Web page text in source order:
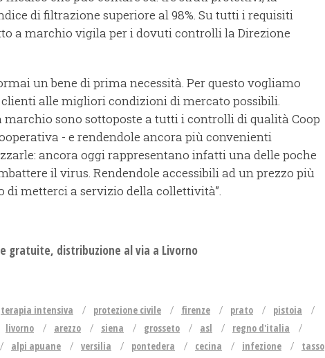
di filtrazione superiore al 98%. Su tutti i requisiti
a marchio vigila per i dovuti controlli la Direzione
un bene di prima necessità. Per questo vogliamo
alle migliori condizioni di mercato possibili.
marchio sono sottoposte a tutti i controlli di qualità Coop
- e rendendole ancora più convenienti
ancora oggi rappresentano infatti una delle poche
il virus. Rendendole accessibili ad un prezzo più
metterci a servizio della collettività”.
gratuite, distribuzione al via a Livorno
terapia intensiva protezione civile firenze prato
pistoia
livorno arezzo siena grosseto asl
regno d'italia
alpi apuane versilia pontedera cecina infezione
tasso